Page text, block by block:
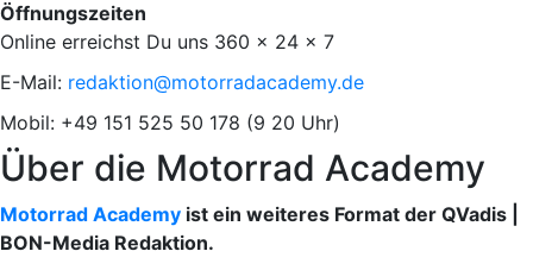
Öffnungszeiten
Online erreichst Du uns 360 x 24 x 7
E-Mail: redaktion@motorradacademy.de
Mobil: +49 151 525 50 178 (9 20 Uhr)
Über die Motorrad Academy
Motorrad Academy ist ein weiteres Format der QVadis |
BON-Media Redaktion.